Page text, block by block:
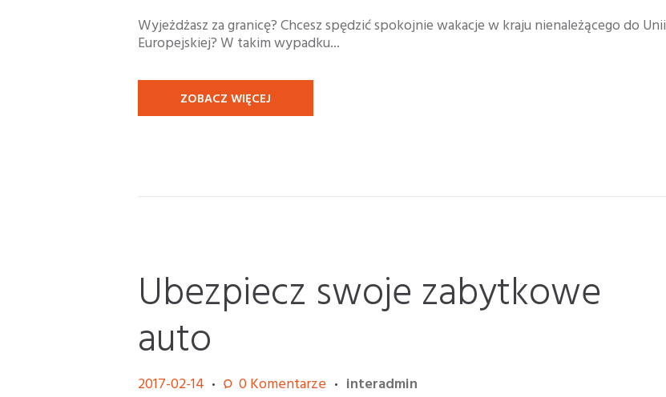
Wyjeżdżasz za granicę? Chcesz spędzić spokojnie wakacje w kraju nienależącego do Unii
Europejskiej? W takim wypadku...
ZOBACZ WIĘCEJ
Ubezpiecz swoje zabytkowe
auto
2017-02-14 0Komentarze
interadmin